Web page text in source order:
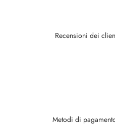
Recensioni dei
Metodi di